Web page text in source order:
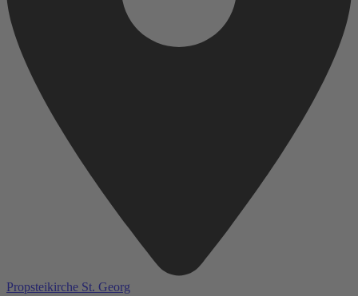
Propsteikirche St. Georg